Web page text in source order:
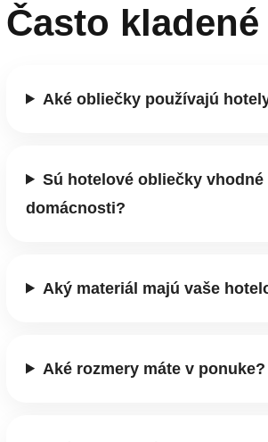
Často
Aké obliečky používajú
Sú hotelové obliečky vhodné
domácnosti?
Aký materiál majú vaše
Aké rozmery máte v ponuke?